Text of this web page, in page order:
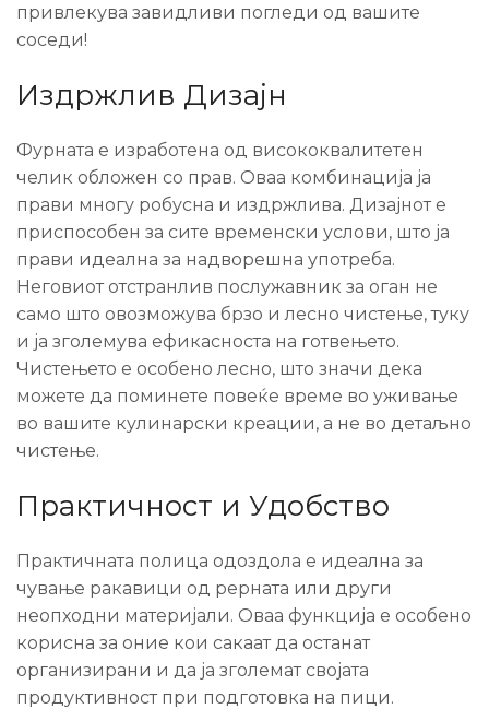
привлекува завидливи погледи од вашите
соседи!
Издржлив Дизајн
Фурната е изработена од висококвалитетен
челик обложен со прав. Оваа комбинација ја
прави многу робусна и издржлива. Дизајнот е
приспособен за сите временски услови, што ја
прави идеална за надворешна употреба.
Неговиот отстранлив послужавник за оган не
само што овозможува брзо и лесно чистење, туку
и ја зголемува ефикасноста на готвењето.
Чистењето е особено лесно, што значи дека
можете да поминете повеќе време во уживање
во вашите кулинарски креации, а не во детаљно
чистење.
Практичност и Удобство
Практичната полица одоздола е идеална за
чување ракавици од рерната или други
неопходни материјали. Оваа функција е особено
корисна за оние кои сакаат да останат
организирани и да ја зголемат својата
продуктивност при подготовка на пици.